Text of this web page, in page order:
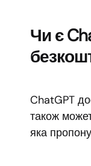
Чи є
ChatGPT
також
яка